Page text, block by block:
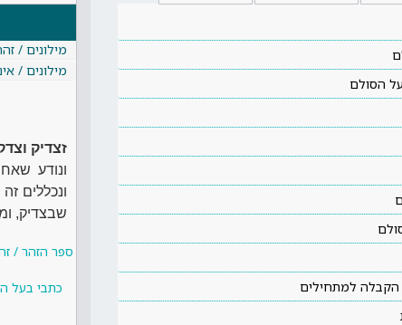
הסולם
למתחילים
מילונים /
מילונים /
זצדיק
ונודע
ונכללים
שבצדיק,
ספר הזהר /
כתבי בעל